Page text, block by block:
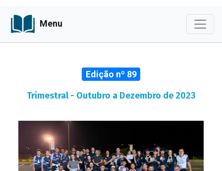
Menu
Edição nº 89
Trimestral - Outubro a Dezembro de 2023